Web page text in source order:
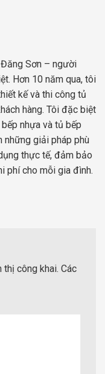
Sơn – người
Hơn 10 năm qua, tôi
kế và thi công tủ
hàng. Tôi đặc biệt
nhựa và tủ bếp
những giải pháp phù
thực tế, đảm bảo
phí cho mỗi gia đình.
thị công khai. Các